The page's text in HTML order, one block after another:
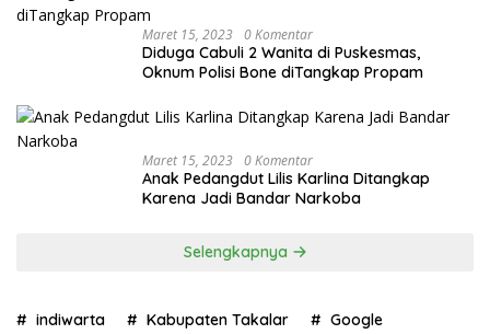
Maret 15, 2023 0 Komentar
Diduga Cabuli 2 Wanita di Puskesmas,
Oknum Polisi Bone diTangkap Propam
Maret 15, 2023 0 Komentar
Anak Pedangdut Lilis Karlina Ditangkap
Karena Jadi Bandar Narkoba
Selengkapnya
indiwarta Kabupaten Takalar Google